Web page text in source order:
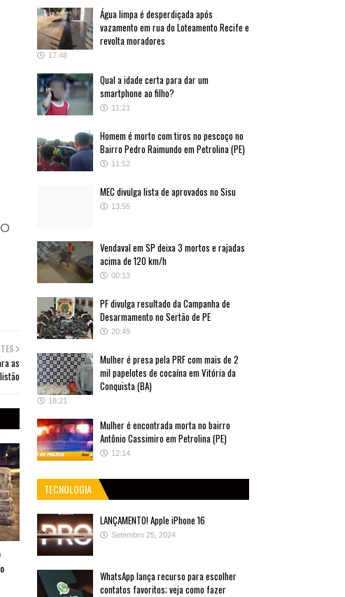
as
Água limpa é desperdiçada após
vazamento em rua do Loteamento Recife e
revolta moradores
17:48
Qual a idade certa para dar um
smartphone ao filho?
11:21
Homem é morto com tiros no pescoço no
Bairro Pedro Raimundo em Petrolina (PE)
11:52
MEC divulga lista de aprovados no Sisu
13:55
Vendaval em SP deixa 3 mortos e rajadas
acima de 120 km/h
00:13
PF divulga resultado da Campanha de
Desarmamento no Sertão de PE
20:49
Mulher é presa pela PRF com mais de 2
mil papelotes de cocaína em Vitória da
Conquista (BA)
18:21
Mulher é encontrada morta no bairro
Antônio Cassimiro em Petrolina (PE)
12:14
TECNOLOGIA
LANÇAMENTO! Apple iPhone 16
Setembro 25, 2024
WhatsApp lança recurso para escolher
contatos favoritos; veja como fazer